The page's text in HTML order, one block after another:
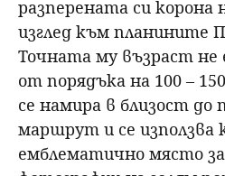
разперената си корона
изглед към планините
Точната му възраст не
от порядъка на 100 –
се намира в близост до
маршрут и се използва
емблематично място